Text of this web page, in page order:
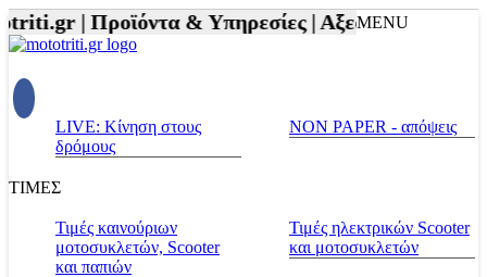
|Προϊόντα & Υπηρεσίες |Αξεσουάρ
MENU
LIVE: Κίνηση στους
δρόμους
NON PAPER - απόψεις
ΤΙΜΕΣ
Τιμές καινούριων
μοτοσυκλετών, Scooter
και παπιών
Τιμές ηλεκτρικών Scooter
και μοτοσυκλετών